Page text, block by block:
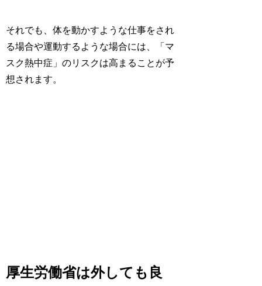
それでも、体を動かすような仕事をされ
る場合や運動するような場合には、「マ
スク熱中症」のリスクは高まる ことが予
想されます。
厚生労働省は外しても良